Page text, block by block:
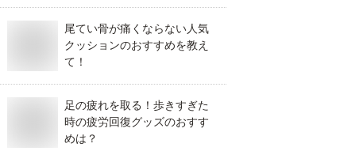
尾てい骨が痛くならない人気
クッションのおすすめを教え
て！
足の疲れを取る！歩きすぎた
時の疲労回復グッズのおすす
めは？